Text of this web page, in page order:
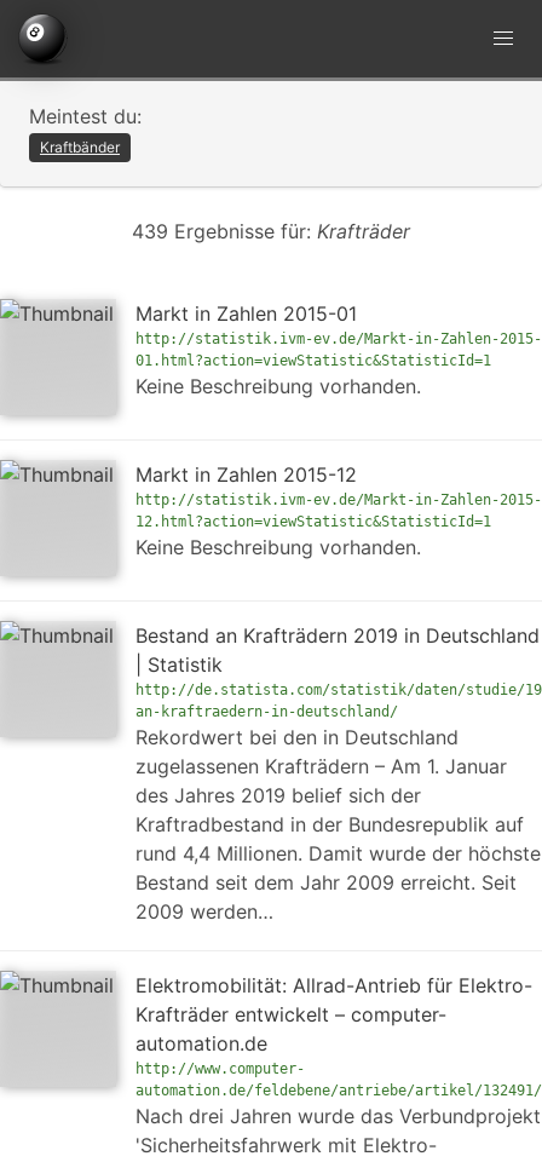
Meintest du:
Kraftbänder
439 Ergebnisse für: Krafträder
Markt in Zahlen 2015-01
http://statistik.ivm-ev.de/Markt-in-Zahlen-2015-
01.html?action=viewStatistic&StatisticId=1
Keine Beschreibung vorhanden.
Markt in Zahlen 2015-12
http://statistik.ivm-ev.de/Markt-in-Zahlen-2015-
12.html?action=viewStatistic&StatisticId=1
Keine Beschreibung vorhanden.
Bestand an Krafträdern 2019 in Deutschland
| Statistik
http://de.statista.com/statistik/daten/studie/
an-kraftraedern-in-deutschland/
Rekordwert bei den in Deutschland
zugelassenen Krafträdern – Am 1. Januar
des Jahres 2019 belief sich der
Kraftradbestand in der Bundesrepublik auf
rund 4,4 Millionen. Damit wurde der höchste
Bestand seit dem Jahr 2009 erreicht. Seit
2009 werden…
Elektromobilität: Allrad-Antrieb für Elektro-
Krafträder entwickelt – computer-
automation.de
http://www.computer-
automation.de/feldebene/antriebe/artikel/132491/
Nach drei Jahren wurde das Verbundprojekt
'Sicherheitsfahrwerk mit Elektro-